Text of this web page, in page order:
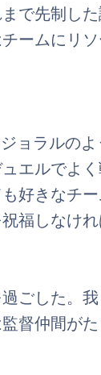
で先制し
ームにリ
ョラルの
エルでよ
好きなチ
福しなけれ
ごした。
督仲間が